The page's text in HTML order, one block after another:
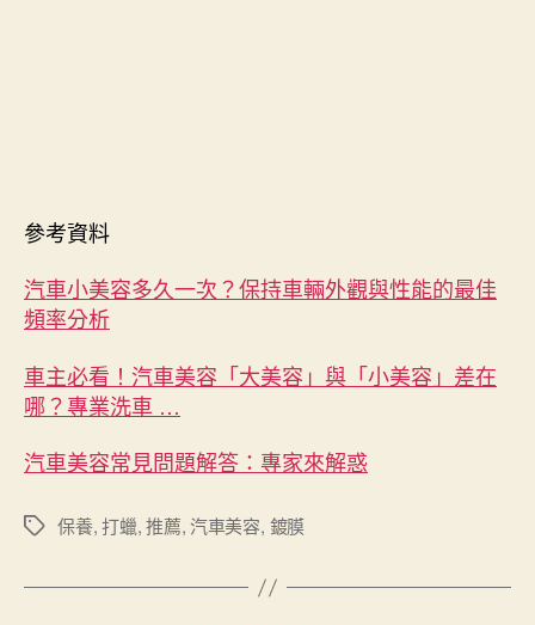
參考資料
汽車小美容多久一次？保持車輛外觀與性能的最佳
頻率分析
車主必看！汽車美容「大美容」與「小美容」差在
哪？專業洗車 …
汽車美容常見問題解答：專家來解惑
標
保養,打蠟,推薦,汽車美容, 鍍膜